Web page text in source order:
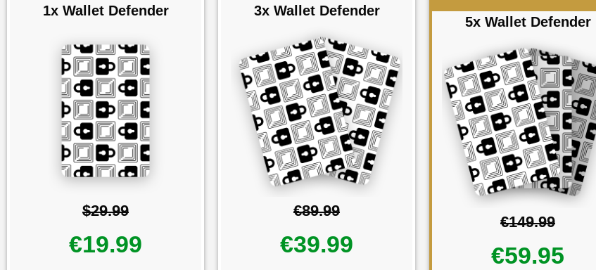
1x Wallet Defender
$29.99
€19.99
3x Wallet Defender
€89.99
€39.99
5x Wallet Defender
€149.99
€59.95